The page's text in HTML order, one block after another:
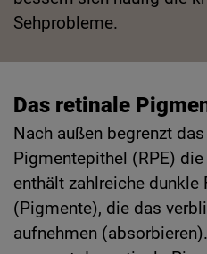
Sehprobleme.
Das retinale
Nach außen begrenzt
Pigmentepithel (RPE)
enthält zahlreiche dunkle
(Pigmente), die das
aufnehmen